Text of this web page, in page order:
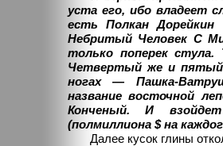
уста его, ибо владеет
есть Полкан
Небритый Человек С
только поперек
Четвертый же и пятый
ногах — Пашка-
название восточной
Конченый. И
(полмиллиона $ на
Далее кусок глины